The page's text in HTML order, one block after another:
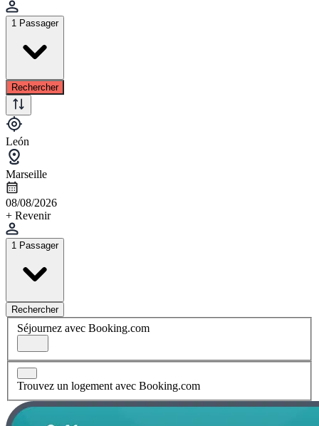
1 Passager
Rechercher
León
Marseille
08/08/2026
+ Revenir
1 Passager
Rechercher
Séjournez avec Booking.com
Trouvez un logement avec Booking.com